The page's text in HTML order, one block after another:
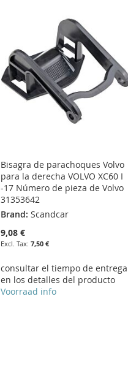
Bisagra de parachoques Volvo
para la derecha VOLVO XC60 I
-17 Número de pieza de Volvo
31353642
Brand: Scandcar
9,08 €
7,50 €
consultar el tiempo de entrega
en los detalles del producto
Voorraad info